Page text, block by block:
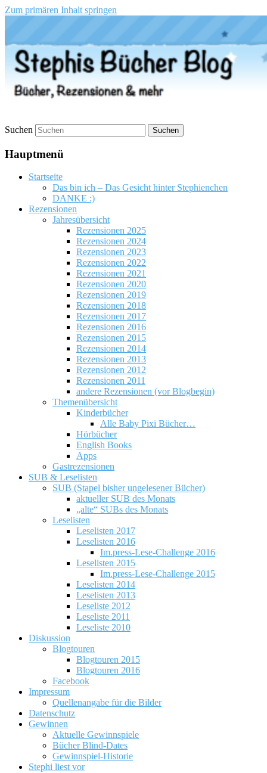
Zum primären Inhalt springen
Stephis Bücher Blog
Suchen
Hauptmenü
Startseite
Das bin ich – Das Gesicht hinter Stephienchen
DANKE :)
Rezensionen
Jahresübersicht
Rezensionen 2025
Rezensionen 2024
Rezensionen 2023
Rezensionen 2022
Rezensionen 2021
Rezensionen 2020
Rezensionen 2019
Rezensionen 2018
Rezensionen 2017
Rezensionen 2016
Rezensionen 2015
Rezensionen 2014
Rezensionen 2013
Rezensionen 2012
Rezensionen 2011
andere Rezensionen (vor Blogbegin)
Themenübersicht
Kinderbücher
Alle Baby Pixi Bücher…
Hörbücher
English Books
Apps
Gastrezensionen
SUB & Leselisten
SUB (Stapel bisher ungelesener Bücher)
aktueller SUB des Monats
„alte“ SUBs des Monats
Leselisten
Leselisten 2017
Leselisten 2016
Im.press-Lese-Challenge 2016
Leselisten 2015
Im.press-Lese-Challenge 2015
Leselisten 2014
Leselisten 2013
Leseliste 2012
Leseliste 2011
Leseliste 2010
Diskussion
Blogtouren
Blogtouren 2015
Blogtouren 2016
Facebook
Impressum
Quellenangabe für die Bilder
Datenschutz
Gewinnen
Aktuelle Gewinnspiele
Bücher Blind-Dates
Gewinnspiel-Historie
Stephi liest vor